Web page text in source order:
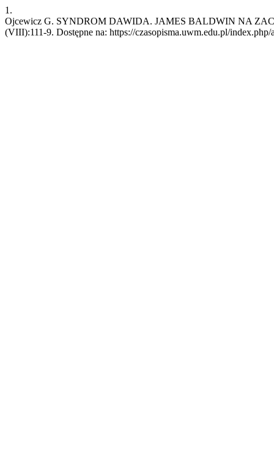
1.
Ojcewicz G. SYNDROM DAWIDA. JAMES BALDWIN NA
(VIII):111-9. Dostępne na: https://czasopisma.uwm.edu.pl/